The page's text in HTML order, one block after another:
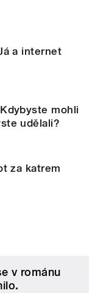
a internet
mohli
udělali?
za katrem
v románu